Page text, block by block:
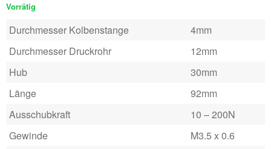
Vorrätig
Durchmesser Kolbenstange
4mm
Durchmesser Druckrohr
12mm
Hub
30mm
Länge
92mm
Ausschubkraft
10 – 200N
Gewinde
M3.5 x 0.6